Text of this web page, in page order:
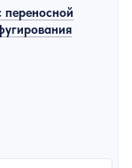
переносной